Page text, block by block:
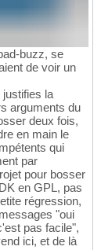
buzz, se
de voir un
la
arguments du
deux fois,
en main le
qui
par
pour bosser
en GPL, pas
régression,
"oui
pas facile",
ici, et de là